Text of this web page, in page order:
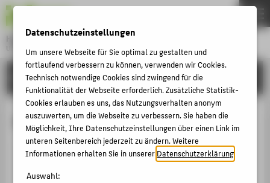
Hochschule für Technik und Wirtschaft Berlin
University of Applied Sciences
Menu
HOCHSCHULE
Birte Knäpper
+49 30 5019-2897
THEMEN
HOCHSCHULE
CAMPUS
STUDIUM
LEHRE
Datenschutzeinstellungen
Um unsere Webseite für Sie optimal zu gestalten und
fortlaufend verbessern zu können, verwenden wir Cookies.
Technisch notwendige Cookies sind zwingend für die
Funktionalität der Webseite erforderlich. Zusätzliche Statistik-
Cookies erlauben es uns, das Nutzungsverhalten anonym
auszuwerten, um die Webseite zu verbessern. Sie haben die
Möglichkeit, Ihre Datenschutzeinstellungen über einen Link im
unteren Seitenbereich jederzeit zu ändern. Weitere
Informationen erhalten Sie in unsererDatenschutzerklärung
Auswahl: